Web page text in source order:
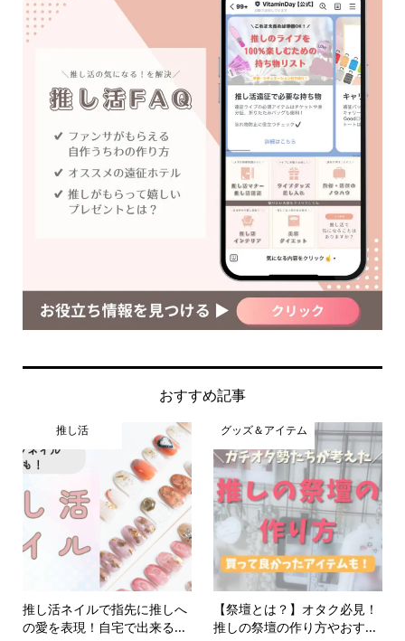
おすすめ記事
推し活
推し活ネイルで指先に推しへ
の愛を表現！自宅で出来る...
グッズ＆アイテム
【祭壇とは？】オタク必見！
推しの祭壇の作り方やおす...